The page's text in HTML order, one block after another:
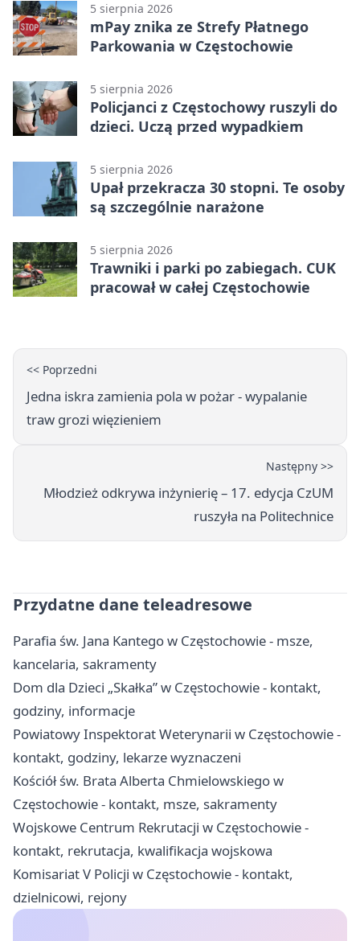
5 sierpnia 2026
mPay znika ze Strefy Płatnego
Parkowania w Częstochowie
5 sierpnia 2026
Policjanci z Częstochowy ruszyli do
dzieci. Uczą przed wypadkiem
5 sierpnia 2026
Upał przekracza 30 stopni. Te osoby
są szczególnie narażone
5 sierpnia 2026
Trawniki i parki po zabiegach. CUK
pracował w całej Częstochowie
<< Poprzedni
Jedna iskra zamienia pola w pożar - wypalanie
traw grozi więzieniem
Następny >>
Młodzież odkrywa inżynierię – 17. edycja CzUM
ruszyła na Politechnice
Przydatne dane teleadresowe
Parafia św. Jana Kantego w Częstochowie - msze,
kancelaria, sakramenty
Dom dla Dzieci „Skałka” w Częstochowie - kontakt,
godziny, informacje
Powiatowy Inspektorat Weterynarii w Częstochowie -
kontakt, godziny, lekarze wyznaczeni
Kościół św. Brata Alberta Chmielowskiego w
Częstochowie - kontakt, msze, sakramenty
Wojskowe Centrum Rekrutacji w Częstochowie -
kontakt, rekrutacja, kwalifikacja wojskowa
Komisariat V Policji w Częstochowie - kontakt,
dzielnicowi, rejony